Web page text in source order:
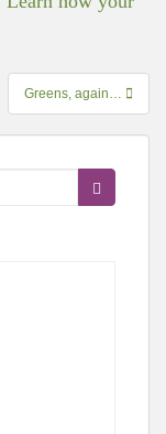
Greens, again…